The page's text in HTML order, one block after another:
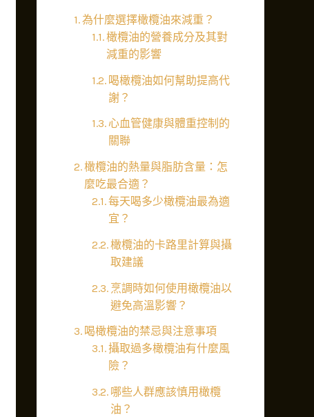
為什麼選擇橄欖油來減重？
橄欖油的營養成分及其對
減重的影響
喝橄欖油如何幫助提高代
謝？
心血管健康與體重控制的
關聯
橄欖油的熱量與脂肪含量：怎
麼吃最合適？
每天喝多少橄欖油最為適
宜？
橄欖油的卡路里計算與攝
取建議
烹調時如何使用橄欖油以
避免高溫影響？
喝橄欖油的禁忌與注意事項
攝取過多橄欖油有什麼風
險？
哪些人群應該慎用橄欖
油？